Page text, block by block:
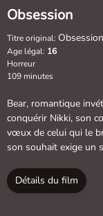
Obsession
Titre original: Obsession
Age légal: 16
Horreur
109 minutes
Bear, romantique
conquérir Nikki, son
vœux de celui qui le
son souhait exige un
Détails du film